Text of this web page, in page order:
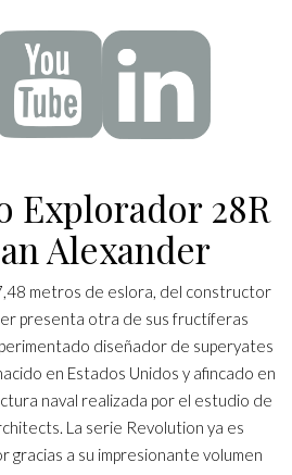
Explorador 28R
Alexander
metros de eslora, del constructor
presenta otra de sus fructíferas
diseñador de superyates
en Estados Unidos y afincado en
naval realizada por el estudio de
La serie Revolution ya es
gracias a su impresionante volumen